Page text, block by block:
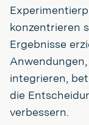
konzentrieren
Ergebnisse
integrieren,
die
verbessern.